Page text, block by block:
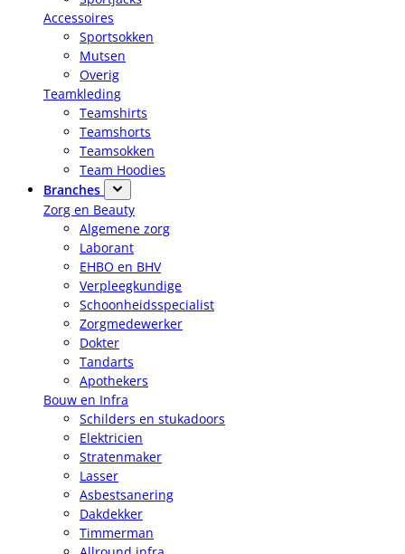
Accessoires
Sportsokken
Mutsen
Overig
Teamkleding
Teamshirts
Teamshorts
Teamsokken
Team Hoodies
Branches
Zorg en Beauty
Algemene zorg
Laborant
EHBO en BHV
Verpleegkundige
Schoonheidsspecialist
Zorgmedewerker
Dokter
Tandarts
Apothekers
Bouw en Infra
Schilders en stukadoors
Elektricien
Stratenmaker
Lasser
Asbestsanering
Dakdekker
Timmerman